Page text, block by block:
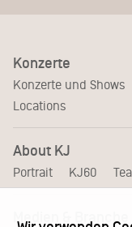
Konzerte
Konzerte und Shows
Locations
About KJ
Portrait KJ60